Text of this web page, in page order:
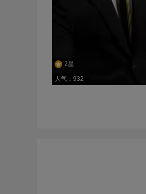
2星
人气：932